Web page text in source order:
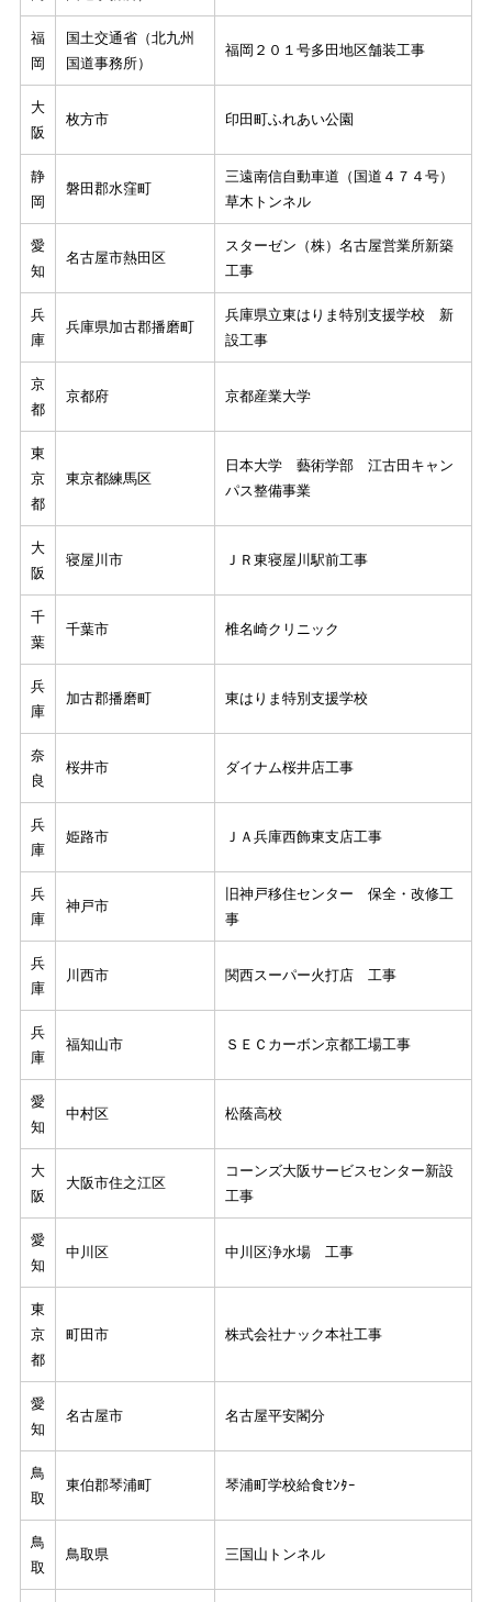
福
岡
国土交通省（北九州
国道事務所）
福岡２０１号多田地区舗装工事
大
阪
枚方市 印田町ふれあい公園
静
岡
磐田郡水窪町
三遠南信自動車道（国道４７４号）
草木トンネル
愛
知
名古屋市熱田区
スターゼン（株）名古屋営業所新築
工事
兵
庫
兵庫県加古郡播磨町
兵庫県立東はりま特別支援学校 新
設工事
京
都
京都府 京都産業大学
東
京
都
東京都練馬区
日本大学 藝術学部 江古田キャン
パス整備事業
大
阪
寝屋川市 ＪＲ東寝屋川駅前工事
千
葉
千葉市 椎名崎クリニック
兵
庫
加古郡播磨町 東はりま特別支援学校
奈
良
桜井市 ダイナム桜井店工事
兵
庫
姫路市 ＪＡ兵庫西飾東支店工事
兵
庫
神戸市
旧神戸移住センター 保全・改修工
事
兵
庫
川西市 関西スーパー火打店 工事
兵
庫
福知山市 ＳＥＣカーボン京都工場工事
愛
知
中村区 松蔭高校
大
阪
大阪市住之江区
コーンズ大阪サービスセンター新設
工事
愛
知
中川区 中川区浄水場 工事
東
京
都
町田市 株式会社ナック本社工事
愛
知
名古屋市 名古屋平安閣分
鳥
取
東伯郡琴浦町 琴浦町学校給食ｾﾝﾀｰ
鳥
取
鳥取県 三国山トンネル